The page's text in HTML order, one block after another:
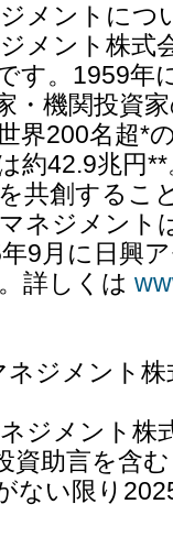
メントにつ
メント株式
す。1959年
・機関投資
界200名超*
約42.9兆円
共創するこ
ネジメント
9月に日興
詳しくは
ジメント株
ジメント株
資助言を含
ない限り